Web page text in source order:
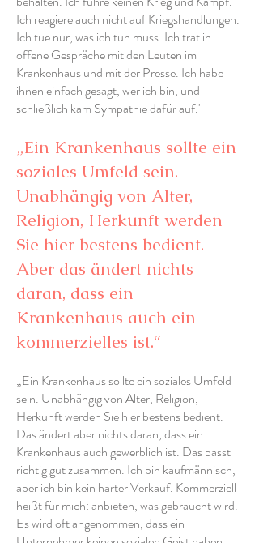
Ich reagiere auch nicht auf Kriegshandlungen.
Ich tue nur, was ich tun muss. Ich trat in
offene Gespräche mit den Leuten im
Krankenhaus und mit der Presse. Ich habe
ihnen einfach gesagt, wer ich bin, und
schließlich kam Sympathie dafür auf.'
„Ein Krankenhaus sollte ein
soziales Umfeld sein.
Unabhängig von Alter,
Religion, Herkunft werden
Sie hier bestens bedient.
Aber das ändert nichts
daran, dass ein
Krankenhaus auch ein
kommerzielles ist.“
„Ein Krankenhaus sollte ein soziales Umfeld
sein. Unabhängig von Alter, Religion,
Herkunft werden Sie hier bestens bedient.
Das ändert aber nichts daran, dass ein
Krankenhaus auch gewerblich ist. Das passt
richtig gut zusammen. Ich bin kaufmännisch,
aber ich bin kein harter Verkauf. Kommerziell
heißt für mich: anbieten, was gebraucht wird.
Es wird oft angenommen, dass ein